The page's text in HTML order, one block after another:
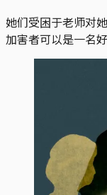
她们受困于老师对
加害者可以是一名